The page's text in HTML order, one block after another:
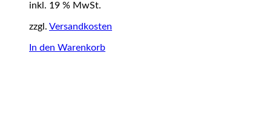
inkl. 19 % MwSt.
zzgl. Versandkosten
In den Warenkorb